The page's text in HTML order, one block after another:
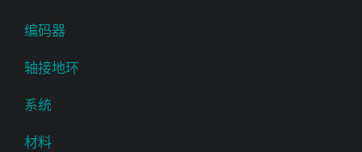
编码器
轴接地环
系统
材料